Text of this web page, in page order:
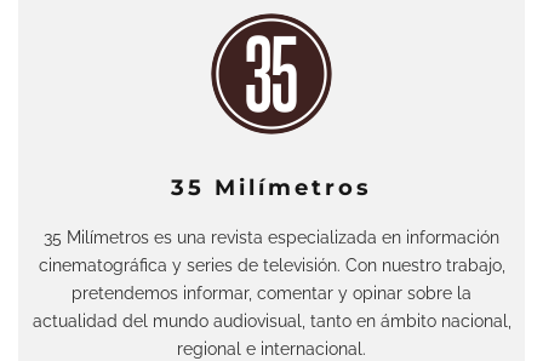
35 Milímetros
35 Milímetros es una revista especializada en información
cinematográfica y series de televisión. Con nuestro trabajo,
pretendemos informar, comentar y opinar sobre la
actualidad del mundo audiovisual, tanto en ámbito nacional,
regional e internacional.